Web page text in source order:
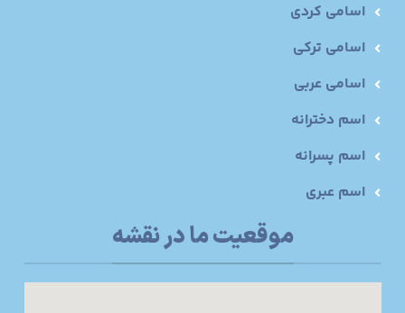
اسامی کردی
اسامی ترکی
اسامی عربی
اسم دخترانه
اسم پسرانه
اسم عبری
موقعیت ما در نقشه